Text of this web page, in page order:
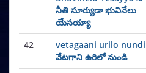
నీతి సూర్యుడా భువినేలు
యేసయ్యా
42
vetagaani urilo nundi
వేటగాని ఉరిలో నుండి